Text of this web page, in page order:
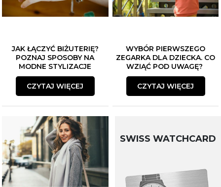
JAK ŁĄCZYĆ BIŻUTERIĘ?
POZNAJ SPOSOBY NA
MODNE STYLIZACJE
CZYTAJ WIĘCEJ
WYBÓR PIERWSZEGO
ZEGARKA DLA DZIECKA. CO
WZIĄĆ POD UWAGĘ?
CZYTAJ WIĘCEJ
SWISS WATCHCARD